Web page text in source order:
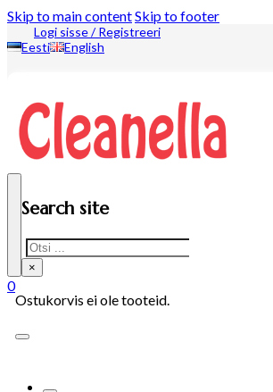
Skip to main contentSkip to footer
Logi sisse / Registreeri
Eesti
English
Search site
Search
×
0
Ostukorvis ei ole tooteid.